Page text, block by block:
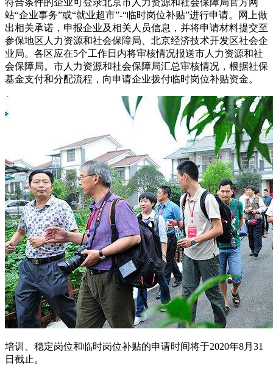
站“企业事务”或“就业超市”-“临时岗位补贴”进行申请。网上做
出相关承诺，申报企业及相关人员信息，并将申请材料提交至
参保地区人力资源和社会保障局、北京经济技术开发区社会企
业局。各区应在5个工作日内将审核情况报送市人力资源和社
会保障局。市人力资源和社会保障局汇总审核情况，根据社保
基金支付和分配流程，向申请企业拨付临时岗位补贴资金。
培训、稳定岗位和临时岗位补贴的申请时间将于2020年8月31
日截止。